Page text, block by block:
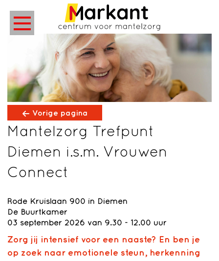
Vorige pagina
Mantelzorg Trefpunt
Diemen i.s.m. Vrouwen
Connect
Rode Kruislaan 900 in Diemen
De Buurtkamer
03 september 2026 van 9.30 - 12.00 uur
Zorg jij intensief voor een naaste? En ben je
op zoek naar emotionele steun, herkenning